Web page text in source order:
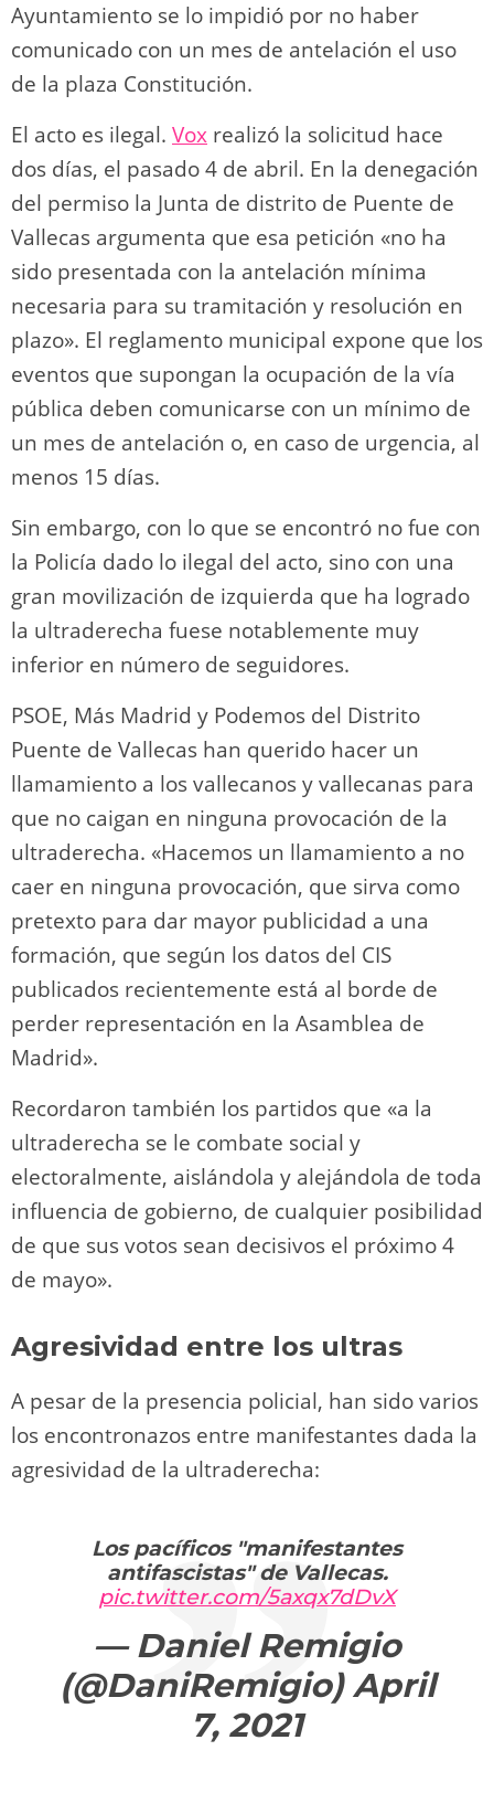
Ayuntamiento se lo impidió por no haber
comunicado con un mes de antelación el uso
de la plaza Constitución.
El acto es ilegal. Vox realizó la solicitud hace
dos días, el pasado 4 de abril. En la denegación
del permiso la Junta de distrito de Puente de
Vallecas argumenta que esa petición «no ha
sido presentada con la antelación mínima
necesaria para su tramitación y resolución en
plazo». El reglamento municipal expone que los
eventos que supongan la ocupación de la vía
pública deben comunicarse con un mínimo de
un mes de antelación o, en caso de urgencia, al
menos 15 días.
Sin embargo, con lo que se encontró no fue con
la Policía dado lo ilegal del acto, sino con una
gran movilización de izquierda que ha logrado
la ultraderecha fuese notablemente muy
inferior en número de seguidores.
PSOE, Más Madrid y Podemos del Distrito
Puente de Vallecas han querido hacer un
llamamiento a los vallecanos y vallecanas para
que no caigan en ninguna provocación de la
ultraderecha. «Hacemos un llamamiento a no
caer en ninguna provocación, que sirva como
pretexto para dar mayor publicidad a una
formación, que según los datos del CIS
publicados recientemente está al borde de
perder representación en la Asamblea de
Madrid».
Recordaron también los partidos que «a la
ultraderecha se le combate social y
electoralmente, aislándola y alejándola de toda
influencia de gobierno, de cualquier posibilidad
de que sus votos sean decisivos el próximo 4
de mayo».
Agresividad entre los ultras
A pesar de la presencia policial, han sido varios
los encontronazos entre manifestantes dada la
agresividad de la ultraderecha:
Los pacíficos "manifestantes
antifascistas" de Vallecas.
pic.twitter.com/5axqx7dDvX
— Daniel Remigio
(@DaniRemigio)April
7, 2021